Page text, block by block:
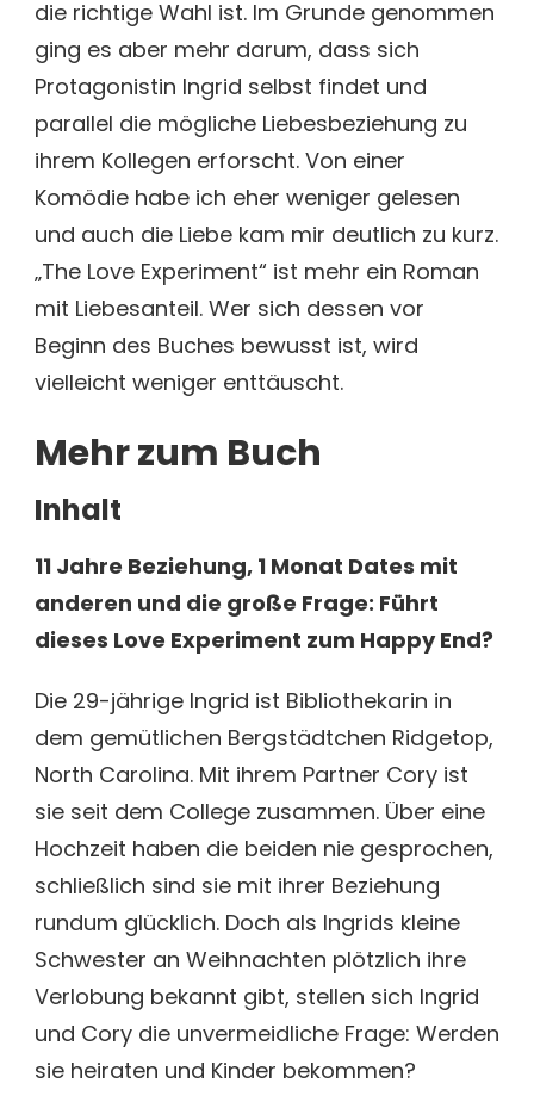
die richtige Wahl ist. Im Grunde genommen
ging es aber mehr darum, dass sich
Protagonistin Ingrid selbst findet und
parallel die mögliche Liebesbeziehung zu
ihrem Kollegen erforscht. Von einer
Komödie habe ich eher weniger gelesen
und auch die Liebe kam mir deutlich zu kurz.
„The Love Experiment“ ist mehr ein Roman
mit Liebesanteil. Wer sich dessen vor
Beginn des Buches bewusst ist, wird
vielleicht weniger enttäuscht.
Mehr zum Buch
Inhalt
11 Jahre Beziehung, 1 Monat Dates mit
anderen und die große Frage: Führt
dieses Love Experiment zum Happy End?
Die 29-jährige Ingrid ist Bibliothekarin in
dem gemütlichen Bergstädtchen Ridgetop,
North Carolina. Mit ihrem Partner Cory ist
sie seit dem College zusammen. Über eine
Hochzeit haben die beiden nie gesprochen,
schließlich sind sie mit ihrer Beziehung
rundum glücklich. Doch als Ingrids kleine
Schwester an Weihnachten plötzlich ihre
Verlobung bekannt gibt, stellen sich Ingrid
und Cory die unvermeidliche Frage: Werden
sie heiraten und Kinder bekommen?